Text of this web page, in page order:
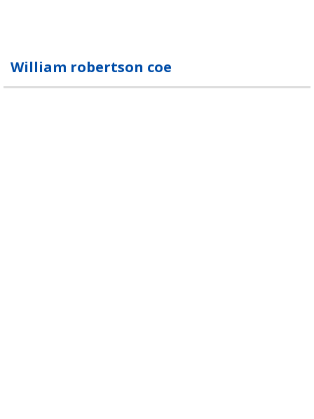
William robertson coe